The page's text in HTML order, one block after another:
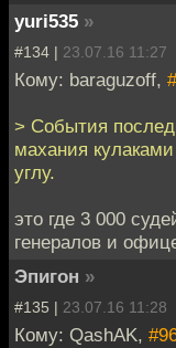
yuri535 »
#134 | 23.07.16 11:27
Кому: baraguzoff,
> События
махания
углу.
это где 3 000
генералов и
Эпигон »
#135 | 23.07.16 11:28
Кому: QashAK,